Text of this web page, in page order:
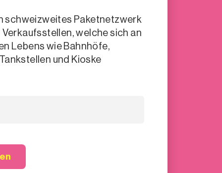
schweizweites Paketnetzwerk
Verkaufsstellen, welche sich an
Lebens wie Bahnhöfe,
und Kioske